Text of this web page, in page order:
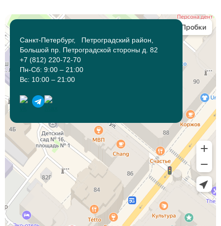
Санкт-Петербург, Петроградский район,
Большой пр. Петроградской стороны д. 82
+7 (812) 220-72-70
Пн-Сб: 9:00 – 21:00
Вс: 10:00 – 21:00